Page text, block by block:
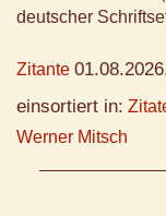
deutscher
Zitante
einsortiert in:
Werner Mitsch